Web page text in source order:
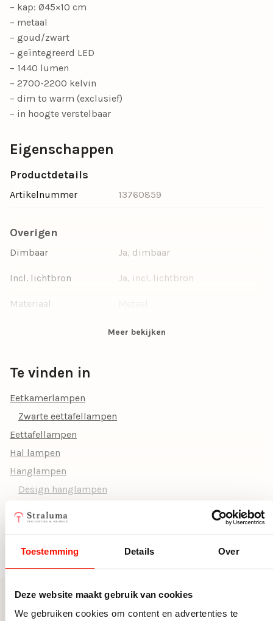
Toestemming Details Over
Deze website maakt gebruik van cookies
We gebruiken cookies om content en advertenties te
– kap: Ø45×10 cm
– metaal
– goud/zwart
– geïntegreerd LED
– 1440 lumen
– 2700-2200 kelvin
– dim to warm (exclusief)
– in hoogte verstelbaar
Eigenschappen
Productdetails
Artikelnummer 13760859
Overigen
Dimbaar Ja, dimbaar
Incl. lichtbron Ja, incl. lichtbron
Materiaal
Goud, Zwart
Ruimte
Woonstijl
Doorsnede Ø (cm)
Lumen
Wattage per
lichtbron
Fitting Geïntegreerd
Inclusief dimmer Nee, zonder dimmer
Meer bekijken
Te vinden in
Eetkamerlampen
Zwarte eettafellampen
Eettafellampen
Hal lampen
Hanglampen
Design hanglampen
Gouden Hanglampen
Hanglampen keuken
Hanglampen slaapkamer
Toon alle categorieën
Meer uit deze serie